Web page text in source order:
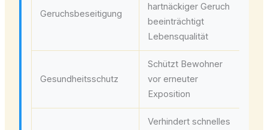
Geruchsbeseitigung
hartnäckiger Geruch
beeinträchtigt
Lebensqualität
Gesundheitsschutz
Schützt Bewohner
vor erneuter
Exposition
Verhindert schnelles